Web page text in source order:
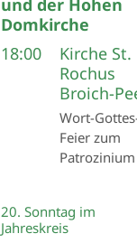
und der Hohen
Domkirche
18:00
Kirche St.
Rochus
Broich-
Wort-
Feier zum
Patrozinium
20. Sonntag im
Jahreskreis